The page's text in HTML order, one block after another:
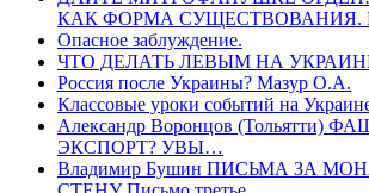
КАК ФОРМА СУЩЕСТВОВАНИЯ.
Опасное заблуждение.
ЧТО ДЕЛАТЬ ЛЕВЫМ НА
Россия после Украины? Мазур О.А.
Классовые уроки событий на
Александр Воронцов (Тольятти)
ЭКСПОРТ? УВЫ…
Владимир Бушин ПИСЬМА ЗА